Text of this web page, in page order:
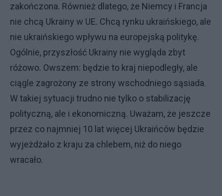
zakończona. Również dlatego, że Niemcy i Francja
nie chcą Ukrainy w UE. Chcą rynku ukraińskiego, ale
nie ukraińskiego wpływu na europejską politykę.
Ogólnie, przyszłość Ukrainy nie wygląda zbyt
różowo. Owszem: będzie to kraj niepodległy, ale
ciągle zagrożony ze strony wschodniego sąsiada.
W takiej sytuacji trudno nie tylko o stabilizację
polityczną, ale i ekonomiczną. Uważam, że jeszcze
przez co najmniej 10 lat więcej Ukraińców będzie
wyjeżdżało z kraju za chlebem, niż do niego
wracało.